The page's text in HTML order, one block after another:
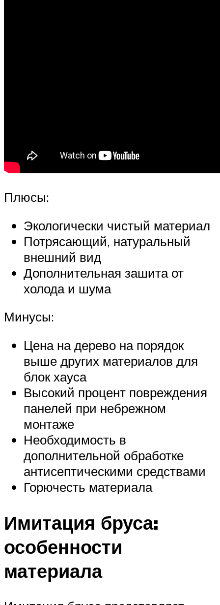
Плюсы:
Экологически чистый материал
Потрясающий, натуральный
внешний вид
Дополнительная зашита от
холода и шума
Минусы:
Цена на дерево на порядок
выше других материалов для
блок хауса
Высокий процент повреждения
панелей при небрежном
монтаже
Необходимость в
дополнительной обработке
антисептическими средствами
Горючесть материала
Имитация бруса:
особенности
материала